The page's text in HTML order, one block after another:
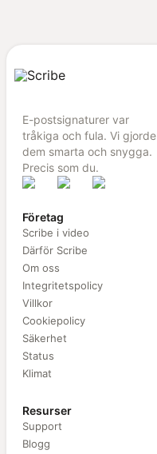
E-postsignaturer var
tråkiga och fula. Vi gjorde
dem smarta och snygga.
Precis som du.
Företag
Scribe i video
Därför Scribe
Om oss
Integritetspolicy
Villkor
Cookiepolicy
Säkerhet
Status
Klimat
Resurser
Support
Blogg